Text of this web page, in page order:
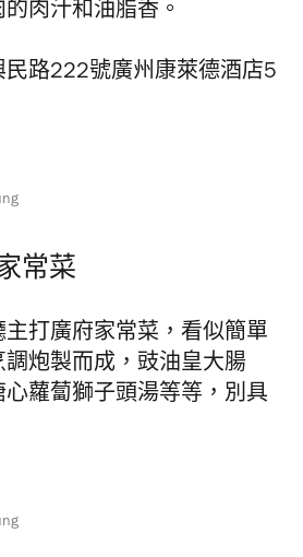
肉汁和油脂香。
路222號廣州康萊德酒店5
常菜
打廣府家常菜，看似簡單
炮製而成，豉油皇大腸
蘿蔔獅子頭湯等等，別具